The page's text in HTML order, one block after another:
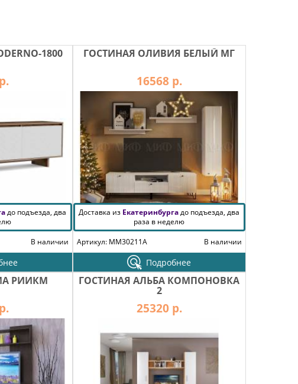
1800
до подъезда, два
В наличии
ГОСТИНАЯ ОЛИВИЯ БЕЛЫЙ МГ
16568 р.
Доставка из Екатеринбургадо подъезда, два
раза в неделю
Артикул: MM30211A
В наличии
Подробнее
РИИКМ ГОСТИНАЯ АЛЬБА КОМПОНОВКА
2
25320 р.